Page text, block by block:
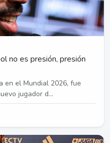
no es presión, presión
en el Mundial 2026, fue
jugador d...